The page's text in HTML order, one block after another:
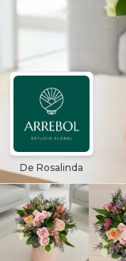
De Rosalinda